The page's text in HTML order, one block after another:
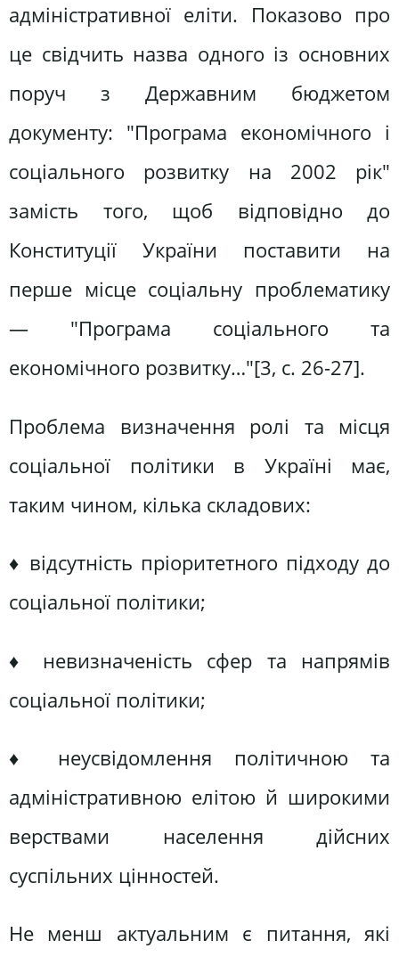
адміністративної еліти. Показово про
це свідчить назва одного із основних
поруч з Державним бюджетом
документу: "Програма економічного і
соціального розвитку на 2002 рік"
замість того, щоб відповідно до
Конституції України поставити на
перше місце соціальну проблематику
— "Програма соціального та
економічного розвитку…"[3, c. 26-27].
Проблема визначення ролі та місця
соціальної політики в Україні має,
таким чином, кілька складових:
♦ відсутність пріоритетного підходу до
соціальної політики;
♦ невизначеність сфер та напрямів
соціальної політики;
♦ неусвідомлення політичною та
адміністративною елітою й широкими
верствами населення дійсних
суспільних цінностей.
Не менш актуальним є питання, які